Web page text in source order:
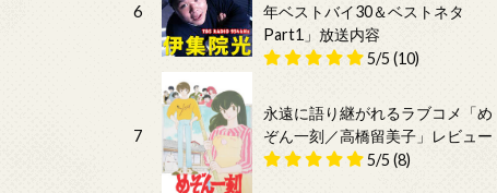
6
年ベストバイ30＆ベストネタ
Part1」放送内容
5/5 (10)
7
永遠に語り継がれるラブコメ「め
ぞん一刻／高橋留美子」レビュー
5/5 (8)